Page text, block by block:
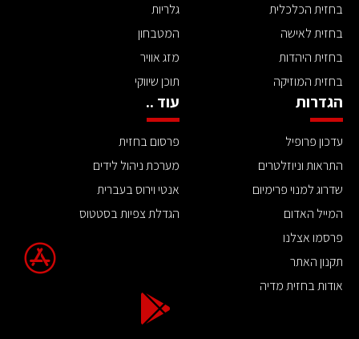
בחזית הכלכלית
בחזית לאישה
בחזית היהדות
בחזית המוזיקה
גלריות
המטבחון
מזג אוויר
תוכן שיווקי
הגדרות
עדכון פרופיל
התראות וניוזלטרים
שדרוג למנוי פרימיום
המייל האדום
פרסמו אצלנו
תקנון האתר
אודות בחזית מדיה
עוד ..
פרסום בחזית
מערכת ניהול לידים
אנטי וירוס בעברית
הגדלת צפיות בסטטוס